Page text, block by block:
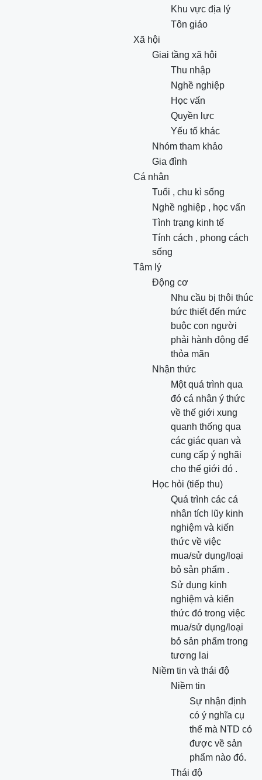
Khu vực địa lý
Tôn giáo
Xã hội
Giai tầng xã hội
Thu nhập
Nghề nghiệp
Học vấn
Quyền lực
Yếu tố khác
Nhóm tham khảo
Gia đình
Cá nhân
Tuổi , chu kì sống
Nghề nghiệp , học vấn
Tình trạng kinh tế
Tính cách , phong cách
sống
Tâm lý
Động cơ
Nhu cầu bị thôi thúc
bức thiết đến mức
buộc con người
phải hành động để
thỏa mãn
Nhận thức
Một quá trình qua
đó cá nhân ý thức
về thế giới xung
quanh thống qua
các giác quan và
cung cấp ý nghãi
cho thế giới đó .
Học hỏi (tiếp thu)
Quá trình các cá
nhân tích lũy kinh
nghiệm và kiến
thức về việc
mua/sử dụng/loại
bỏ sản phẩm .
Sử dụng kinh
nghiệm và kiến
thức đó trong việc
mua/sử dụng/loại
bỏ sản phẩm trong
tương lai
Niềm tin và thái độ
Niềm tin
Sự nhận định
có ý nghĩa cụ
thể mà NTD có
được về sản
phẩm nào đó.
Thái độ